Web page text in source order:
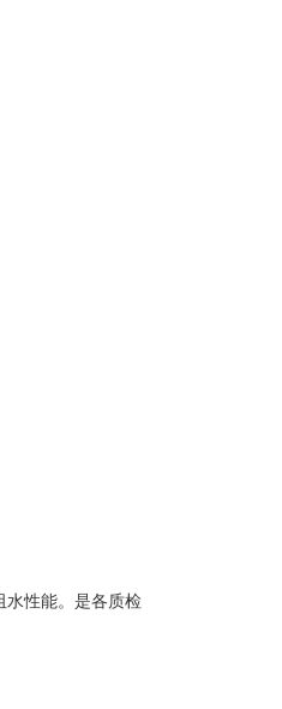
水性能。是各质检